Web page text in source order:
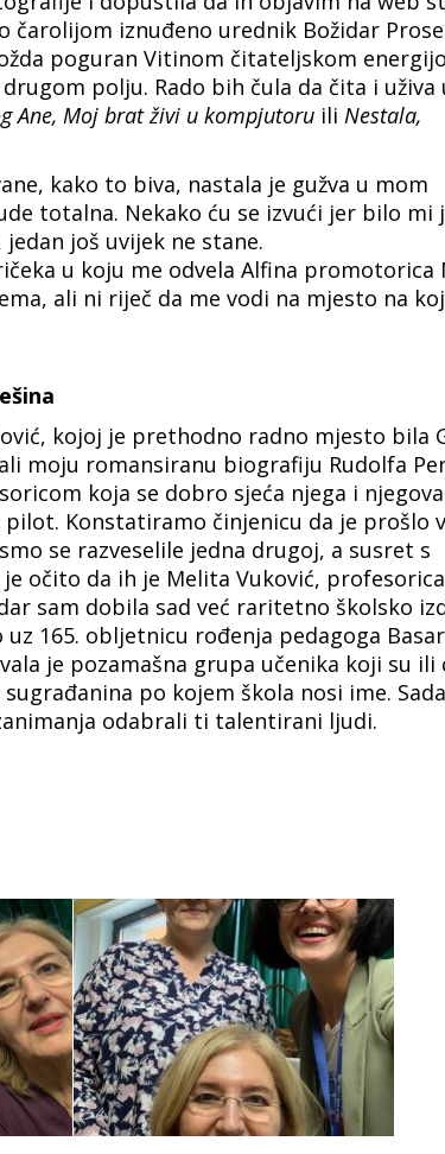
čarolijom iznuđeno urednik Božidar
poguran Vitinom čitateljskom
polju. Rado bih čula da čita i uživa
Ane, Moj brat živi u kompjutoru ili Nestala,
kako to biva, nastala je gužva u mom
totalna. Nekako ću se izvući jer bilo mi
još uvijek ne stane.
u koju me odvela Alfina promotorica
ali ni riječ da me vodi na mjesto na
kojoj je prethodno radno mjesto bila
moju romansiranu biografiju Rudolfa
koja se dobro sjeća njega i njegova
Konstatiramo činjenicu da je prošlo
se razveselile jedna drugoj, a susret s
očito da ih je Melita Vuković, profesorica
sam dobila sad već raritetno školsko
165. obljetnicu rođenja pedagoga
je pozamašna grupa učenika koji su
po kojem škola nosi ime.
odabrali ti talentirani ljudi.